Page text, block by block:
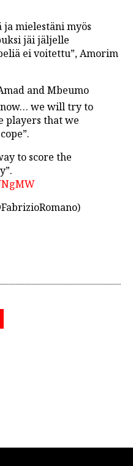
mielestäni myös
jäi jäljelle
ei voitettu”, Amorim
and Mbeumo
we will try to
players that we
to score the